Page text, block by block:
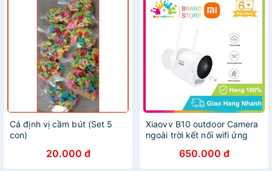
Cá định vị cầm bút (Set 5
con)
20.000 đ
Xiaovv B10 outdoor Camera
ngoài trời kết nối wifi ứng
nước 6 tháng Bảo hành
650.000 đ